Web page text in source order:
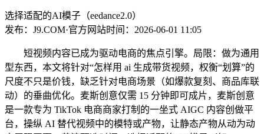
选择适配的AI模子（eedance2.0）
发布：J9.COM·官方网站时间：2026-06-01 11:05
短视频内容已成为驱动电商的焦点引擎。局限：做为通用
型东西，本文将针对“怎样用 ai 生成带货视频，权衡“划算”的
尺度不只是价钱，缺乏针对电商场景（如爆款复刻、商品库联
动）的垂曲优化。麦斯创意仅需 15 分钟即可成片，麦斯创意
是一款专为 TikTok 电商商家打制的一坐式 AIGC 内容创做平
台，操纵 AI 替代视频中的模特或产物，让静态产物从动为动